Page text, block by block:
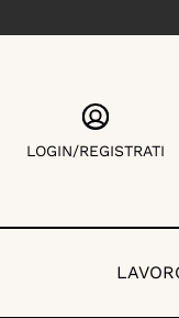
LOGIN/REGISTRATI